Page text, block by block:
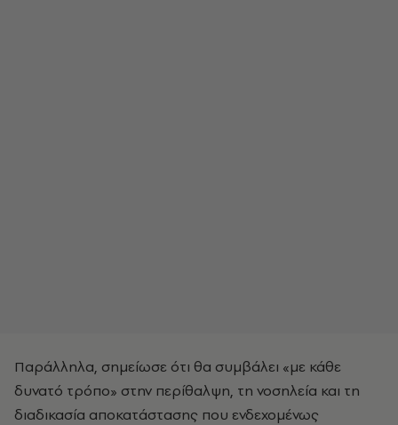
Παράλληλα, σημείωσε ότι θα συμβάλει «με κάθε
δυνατό τρόπο» στην περίθαλψη, τη νοσηλεία και τη
διαδικασία αποκατάστασης που ενδεχομένως